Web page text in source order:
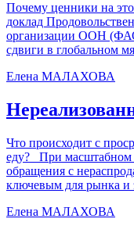
Почему ценники на
доклад
организации ООН
сдвиги в глобальном
Елена МАЛАХОВА
Что происходит с
еду? При масштабном
обращения с
ключевым для рынка и
Елена МАЛАХОВА